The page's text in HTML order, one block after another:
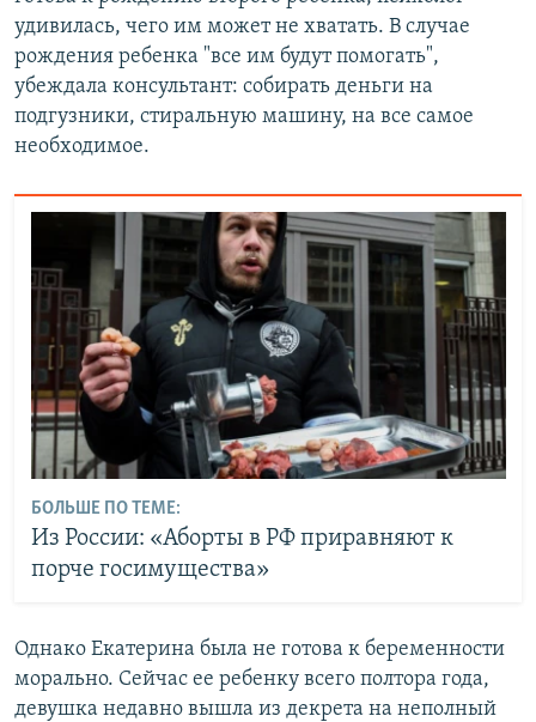
удивилась, чего им может не хватать. В случае
рождения ребенка "все им будут помогать",
убеждала консультант: собирать деньги на
подгузники, стиральную машину, на все самое
необходимое.
БОЛЬШЕ ПО ТЕМЕ:
Из России: «Аборты в РФ приравняют к
порче госимущества»
Однако Екатерина была не готова к беременности
морально. Сейчас ее ребенку всего полтора года,
девушка недавно вышла из декрета на неполный